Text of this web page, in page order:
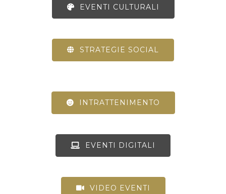
EVENTI CULTURALI
STRATEGIE SOCIAL
INTRATTENIMENTO
EVENTI DIGITALI
VIDEO EVENTI